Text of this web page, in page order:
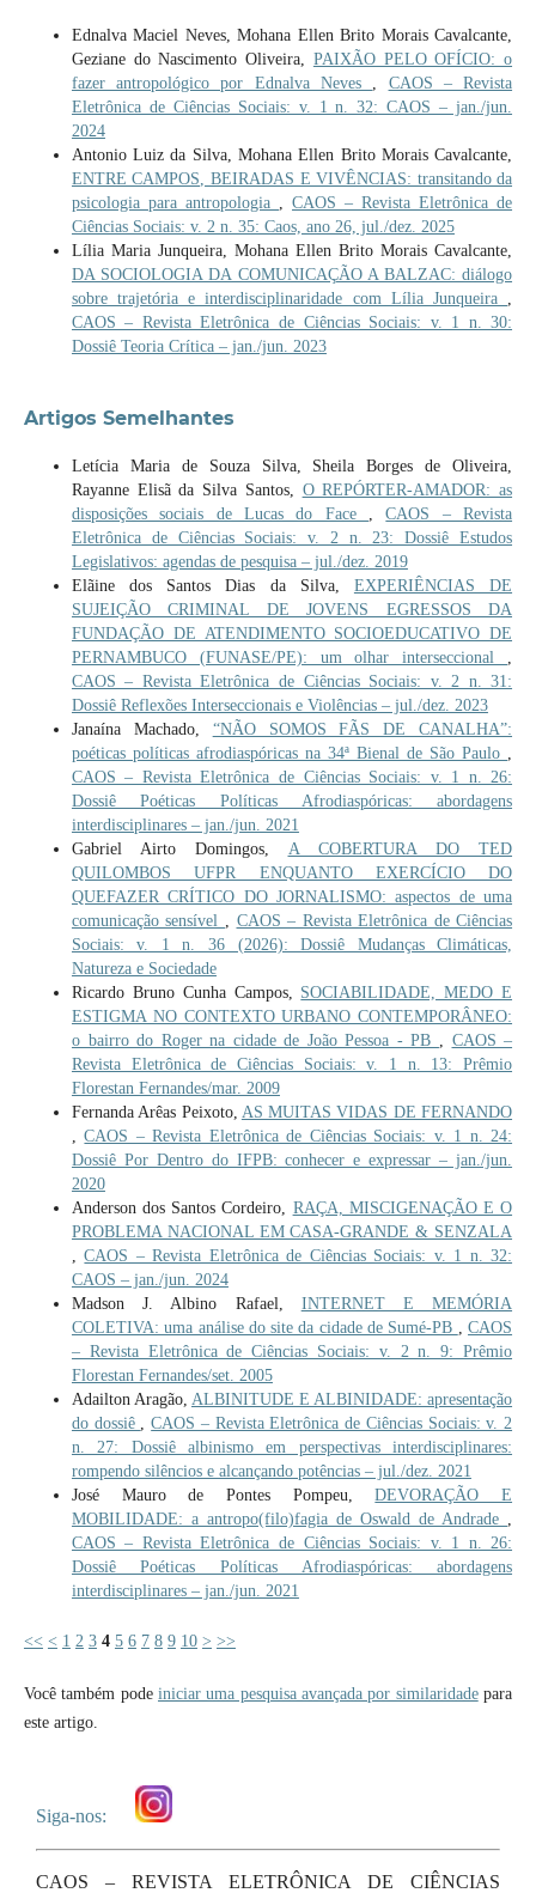
Ednalva Maciel Neves, Mohana Ellen Brito Morais Cavalcante,
Geziane do Nascimento Oliveira, PAIXÃO PELO OFÍCIO: o
fazer antropológico por Ednalva Neves , CAOS – Revista
Eletrônica de Ciências Sociais: v. 1 n. 32: CAOS – jan./jun.
2024
Antonio Luiz da Silva, Mohana Ellen Brito Morais Cavalcante,
ENTRE CAMPOS, BEIRADAS E VIVÊNCIAS: transitando da
psicologia para antropologia ,CAOS – Revista Eletrônica de
Ciências Sociais: v. 2 n. 35: Caos, ano 26, jul./dez. 2025
Lília Maria Junqueira, Mohana Ellen Brito Morais Cavalcante,
DA SOCIOLOGIA DA COMUNICAÇÃO A BALZAC: diálogo
sobre trajetória e interdisciplinaridade com Lília Junqueira ,
CAOS – Revista Eletrônica de Ciências Sociais: v. 1 n. 30:
Dossiê Teoria Crítica – jan./jun. 2023
Artigos Semelhantes
Letícia Maria de Souza Silva, Sheila Borges de Oliveira,
Rayanne Elisã da Silva Santos, O REPÓRTER-AMADOR: as
disposições sociais de Lucas do Face ,CAOS – Revista
Eletrônica de Ciências Sociais: v. 2 n. 23: Dossiê Estudos
Legislativos: agendas de pesquisa – jul./dez. 2019
Elãine dos Santos Dias da Silva, EXPERIÊNCIAS DE
SUJEIÇÃO CRIMINAL DE JOVENS EGRESSOS DA
FUNDAÇÃO DE ATENDIMENTO SOCIOEDUCATIVO DE
PERNAMBUCO (FUNASE/PE): um olhar interseccional ,
CAOS – Revista Eletrônica de Ciências Sociais: v. 2 n. 31:
Dossiê Reflexões Interseccionais e Violências – jul./dez. 2023
Janaína Machado, “NÃO SOMOS FÃS DE CANALHA”:
poéticas políticas afrodiaspóricas na 34ª Bienal de São Paulo ,
CAOS – Revista Eletrônica de Ciências Sociais: v. 1 n. 26:
Dossiê Poéticas Políticas Afrodiaspóricas: abordagens
interdisciplinares – jan./jun. 2021
Gabriel Airto Domingos, A COBERTURA DO TED
QUILOMBOS UFPR ENQUANTO EXERCÍCIO DO
QUEFAZER CRÍTICO DO JORNALISMO: aspectos de uma
comunicação sensível , CAOS – Revista Eletrônica de Ciências
Sociais: v. 1 n. 36 (2026): Dossiê Mudanças Climáticas,
Natureza e Sociedade
Ricardo Bruno Cunha Campos, SOCIABILIDADE, MEDO E
ESTIGMA NO CONTEXTO URBANO CONTEMPORÂNEO:
o bairro do Roger na cidade de João Pessoa - PB , CAOS –
Revista Eletrônica de Ciências Sociais: v. 1 n. 13: Prêmio
Florestan Fernandes/mar. 2009
Fernanda Arêas Peixoto, AS MUITAS VIDAS DE FERNANDO
,CAOS – Revista Eletrônica de Ciências Sociais: v. 1 n. 24:
Dossiê Por Dentro do IFPB: conhecer e expressar – jan./jun.
2020
Anderson dos Santos Cordeiro, RAÇA, MISCIGENAÇÃO E O
PROBLEMA NACIONAL EM CASA-GRANDE & SENZALA
,CAOS – Revista Eletrônica de Ciências Sociais: v. 1 n. 32:
CAOS – jan./jun. 2024
Madson J. Albino Rafael, INTERNET E MEMÓRIA
COLETIVA: uma análise do site da cidade de Sumé-PB ,CAOS
– Revista Eletrônica de Ciências Sociais: v. 2 n. 9: Prêmio
Florestan Fernandes/set. 2005
Adailton Aragão, ALBINITUDE E ALBINIDADE: apresentação
do dossiê ,CAOS – Revista Eletrônica de Ciências Sociais: v. 2
n. 27: Dossiê albinismo em perspectivas interdisciplinares:
rompendo silêncios e alcançando potências – jul./dez. 2021
José Mauro de Pontes Pompeu,DEVORAÇÃO E
MOBILIDADE: a antropo(filo)fagia de Oswald de Andrade ,
CAOS – Revista Eletrônica de Ciências Sociais: v. 1 n. 26:
Dossiê Poéticas Políticas Afrodiaspóricas: abordagens
interdisciplinares – jan./jun. 2021
<< < 1 2 3 4 5 6 7 8 9 10 > >>
Você também pode iniciar uma pesquisa avançada por similaridadepara
este artigo.
Siga-nos:
CAOS – REVISTA ELETRÔNICA DE CIÊNCIAS